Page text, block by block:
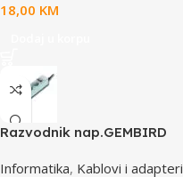
18,00 KM
Razvodnik nap.GEMBIRD
prekidač,3m, osigurač,
Informatika, Kablovi i adapteri